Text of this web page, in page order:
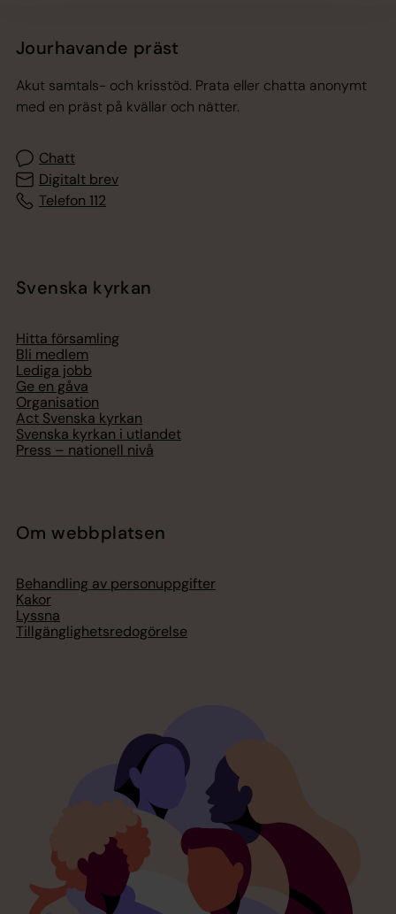
Jourhavande präst
Akut samtals- och krisstöd. Prata eller chatta anonymt
med en präst på kvällar och nätter.
Chatt
Digitalt brev
Telefon 112
Svenska kyrkan
Hitta församling
Bli medlem
Lediga jobb
Ge en gåva
Organisation
Act Svenska kyrkan
Svenska kyrkan i utlandet
Press – nationell nivå
Om webbplatsen
Behandling av personuppgifter
Kakor
Lyssna
Tillgänglighetsredogörelse